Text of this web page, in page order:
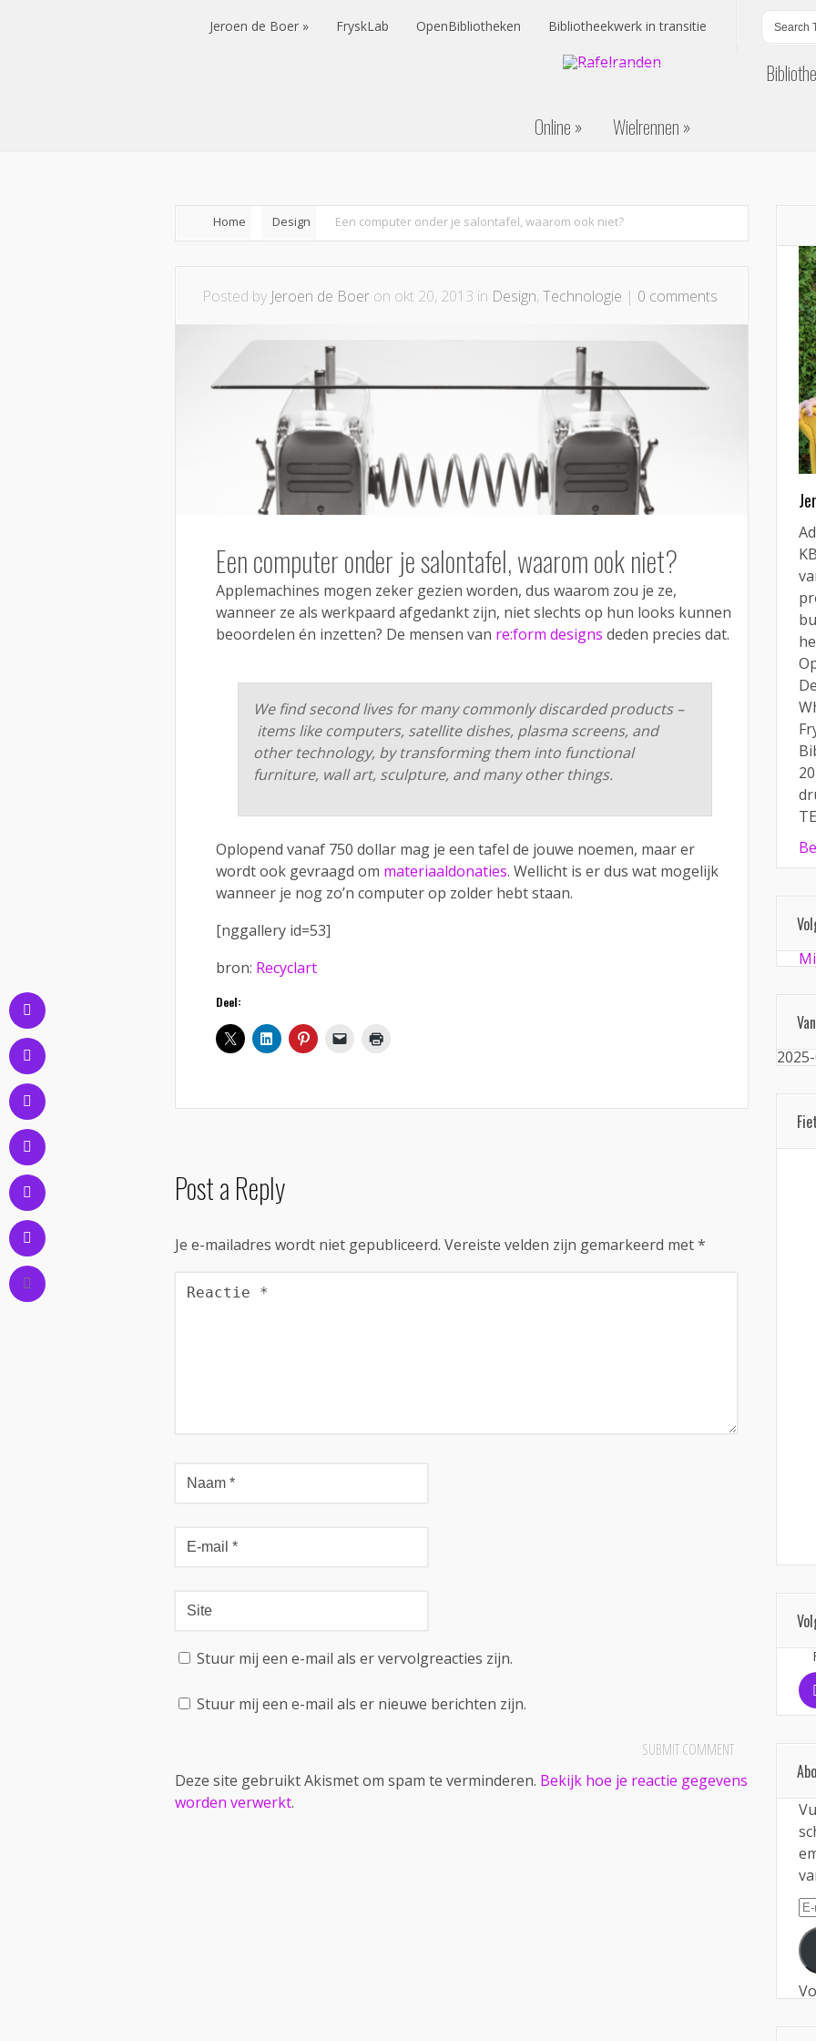
Jeroen de Boer FryskLab OpenBibliotheken Bibliotheekwerk in transitie
Online Wielrennen
Home Design Een computer onder je salontafel, waarom ook niet?
Posted by Jeroen de Boer on okt 20, 2013 in Design, Technologie | 0 comments
Een computer onder je salontafel, waarom ook niet?
Applemachines mogen zeker gezien worden, dus waarom zou je ze,
wanneer ze als werkpaard afgedankt zijn, niet slechts op hun looks kunnen
beoordelen én inzetten? De mensen van re:form designs deden precies dat.
We find second lives for many commonly discarded products –
items like computers, satellite dishes, plasma screens, and
other technology, by transforming them into functional
furniture, wall art, sculpture, and many other things.
Oplopend vanaf 750 dollar mag je een tafel de jouwe noemen, maar er
wordt ook gevraagd om materiaaldonaties. Wellicht is er dus wat mogelijk
wanneer je nog zo’n computer op zolder hebt staan.
[nggallery id=53]
bron: Recyclart
Deel:
Post a Reply
Je e-mailadres wordt niet gepubliceerd. Vereiste velden zijn gemarkeerd met*
Stuur mij een e-mail als er vervolgreacties zijn.
Stuur mij een e-mail als er nieuwe berichten zijn.
Deze site gebruikt Akismet om spam te verminderen. Bekijk hoe je reactie gegevens
worden verwerkt.
E-